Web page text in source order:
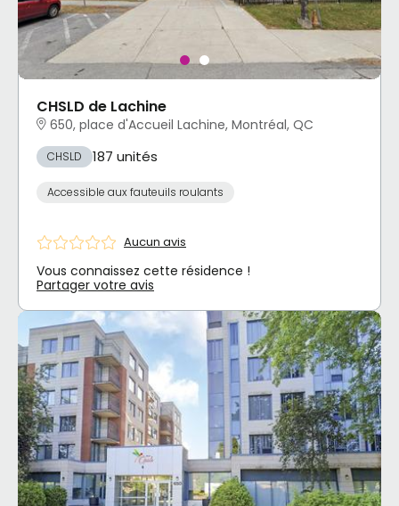
CHSLD de Lachine
650, place d'Accueil Lachine, Montréal, QC
CHSLD 187 unités
Accessible aux fauteuils roulants
Aucun avis
Vous connaissez cette résidence !
Partager votre avis